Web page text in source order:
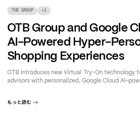
THE GROUP +1
OTB Group and Google
AI-Powered Hyper-
Shopping Experiences
OTB introduces new Virtual Try-On technology
advisors with personalized, Google Cloud AI-
もっと読む